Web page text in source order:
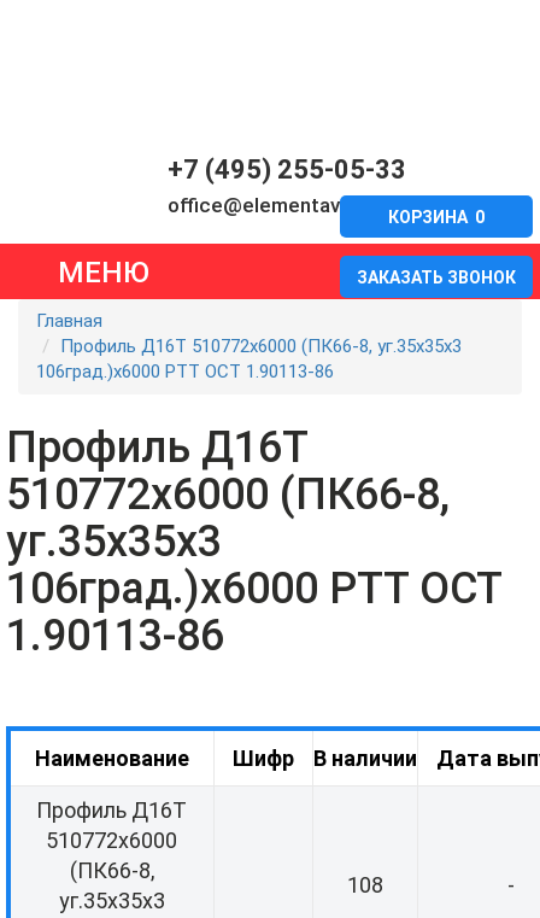
+7 (495) 255-05-33
office@elementavia.ru
ЗАКАЗАТЬ ЗВОНОК
КОРЗИНА 0
МЕНЮ
Главная
Профиль Д16Т 510772х6000 (ПК66-8, уг.35х35х3
106град.)х6000 РТТ ОСТ 1.90113-86
Профиль Д16Т
510772х6000 (ПК66-8,
уг.35х35х3
106град.)х6000 РТТ ОСТ
1.90113-86
Наименование Шифр В наличии Дата
Профиль Д16Т
510772х6000
(ПК66-8,
уг.35х35х3
108 -